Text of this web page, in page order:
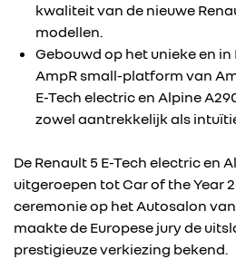
kwaliteit van de nieuwe
modellen.
Gebouwd op het unieke en
AmpR small-platform van
E-Tech electric en Alpine
zowel aantrekkelijk als
De Renault 5 E-Tech electric en
uitgeroepen tot Car of the Year
ceremonie op het Autosalon van
maakte de Europese jury de
prestigieuze verkiezing bekend.